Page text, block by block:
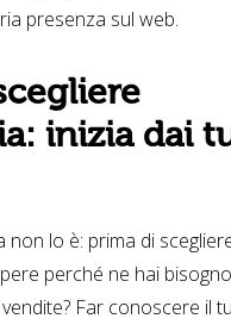
presenza sul web.
inizia dai
non lo è: prima di
perché ne hai
Far conoscere il